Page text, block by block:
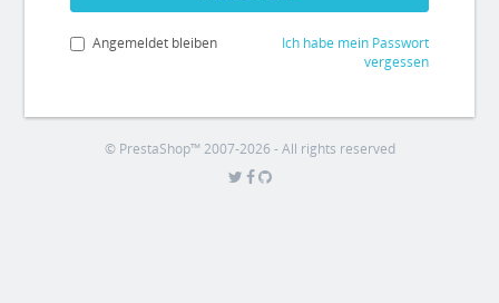
Angemeldet bleiben
Ich habe mein Passwort
vergessen
© PrestaShop™ 2007-2026 - All rights reserved